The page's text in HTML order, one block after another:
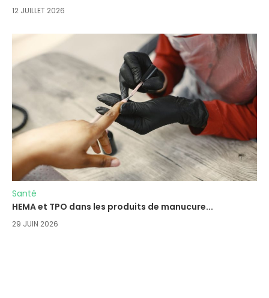
12 JUILLET 2026
Santé
HEMA et TPO dans les produits de manucure...
29 JUIN 2026